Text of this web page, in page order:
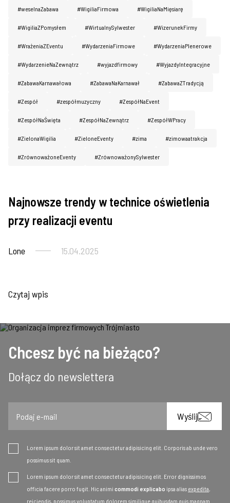
#weselnaZabawa #WigiliaFirmowa #WigiliaNaMięsiarę
#WigiliaZPomysłem #WirtualnySylwester #WizerunekFirmy
#WrażeniaZEventu #WydarzeniaFirmowe #WydarzeniaPlenerowe
#WydarzenieNaZewnątrz #wyjazdfirmowy #WyjazdyIntegracyjne
#ZabawaKarnawałowa #ZabawaNaKarnawał #ZabawaZTradycją
#Zespół #zespółmuzyczny #ZespółNaEvent
#ZespółNaŚwięta #ZespółNaZewnątrz #ZespółWPracy
#ZielonaWigilia #ZieloneEventy #zima #zimowaatrakcja
#ZrównoważoneEventy #ZrównoważonySylwester
Imprezy firmowe
Najnowsze trendy w technice oświetlenia
przy realizacji eventu
Lone 15.04.2025
Czytaj wpis
Chcesz być na bieżąco?
Dołącz do newslettera
Email
Wyślij
Lorem ipsum dolor sit amet consectetur adipisicing elit. Corporis ab unde vero
possimus sit quam.
Lorem ipsum dolor sit amet consectetur adipisicing elit. Error dignissimos
officia facere porro fugit. Hic animi commodi explicabo ipsa alias expedita,
reiciendis, possimus voluptatum dolorem similique quibusdam quis magnam